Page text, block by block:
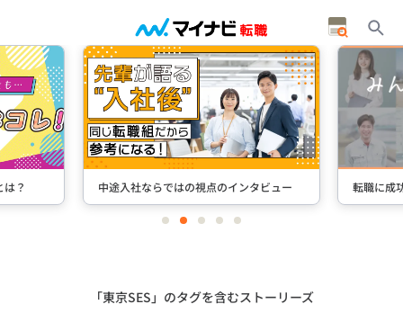
ュー 転職に成功した先輩たちのインタビュー ＋
itemitemitemitemitem
「東京SES」のタグを含むストーリーズ